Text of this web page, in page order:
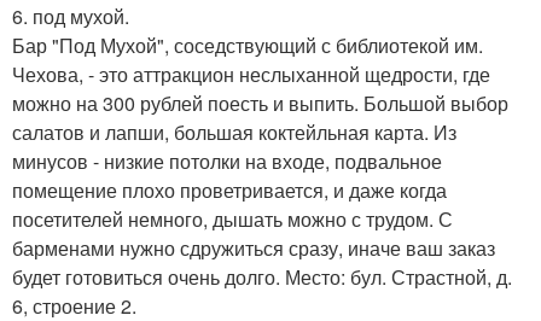
6. под мухой.
Бар "Под Мухой", соседствующий с библиотекой им.
Чехова, - это аттракцион неслыханной щедрости, где
можно на 300 рублей поесть и выпить. Большой выбор
салатов и лапши, большая коктейльная карта. Из
минусов - низкие потолки на входе, подвальное
помещение плохо проветривается, и даже когда
посетителей немного, дышать можно с трудом. С
барменами нужно сдружиться сразу, иначе ваш заказ
будет готовиться очень долго. Место: бул. Страстной, д.
6, строение 2.